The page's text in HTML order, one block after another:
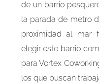
de un barrio
la parada de metro
proximidad al mar
elegir este barrio
para Vortex
los que buscan